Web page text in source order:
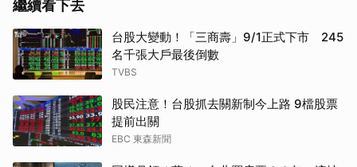
繼續看下去
台股大變動！「三商壽」9/1正式下市 245
名千張大戶最後倒數
TVBS
股民注意！台股抓去關新制今上路 9檔股票
提前出關
EBC 東森新聞